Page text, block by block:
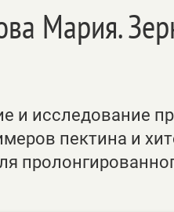
Мария.
и исследование
пектина и